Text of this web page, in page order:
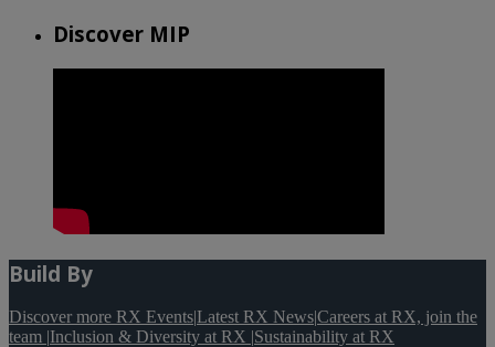
Discover MIP
Build By
Discover more RX Events|Latest RX News|Careers at RX, join the
team |Inclusion & Diversity at RX |Sustainability at RX